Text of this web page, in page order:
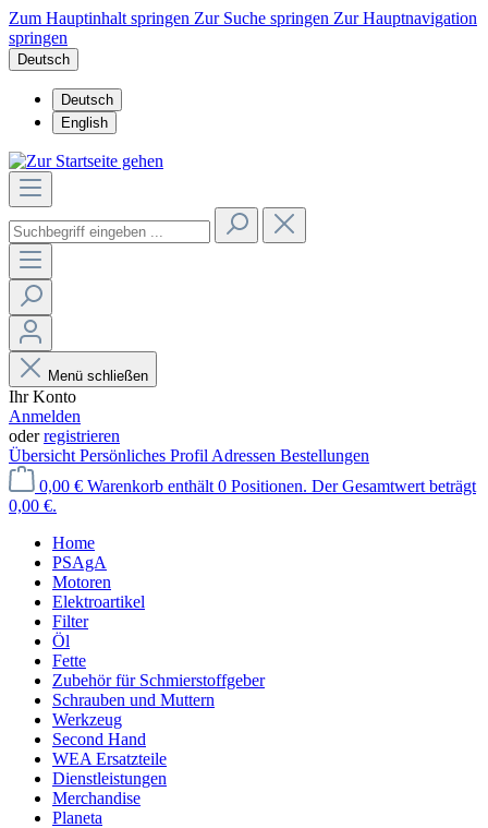
Zum Hauptinhalt springen Zur Suche springen Zur Hauptnavigation
springen
Deutsch
Deutsch
English
Menü schließen
Ihr Konto
Anmelden
oderregistrieren
Übersicht Persönliches Profil Adressen Bestellungen
0,00 € Warenkorb enthält 0 Positionen. Der Gesamtwert beträgt
0,00 €.
Home
PSAgA
Motoren
Elektroartikel
Filter
Öl
Fette
Zubehör für Schmierstoffgeber
Schrauben und Muttern
Werkzeug
Second Hand
WEA Ersatzteile
Dienstleistungen
Merchandise
Planeta